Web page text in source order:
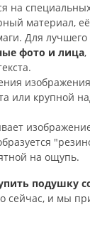
на
материал, её
Для лучшего
фото и лица,
или крупной
на ощупь.
подушку
сейчас, и мы